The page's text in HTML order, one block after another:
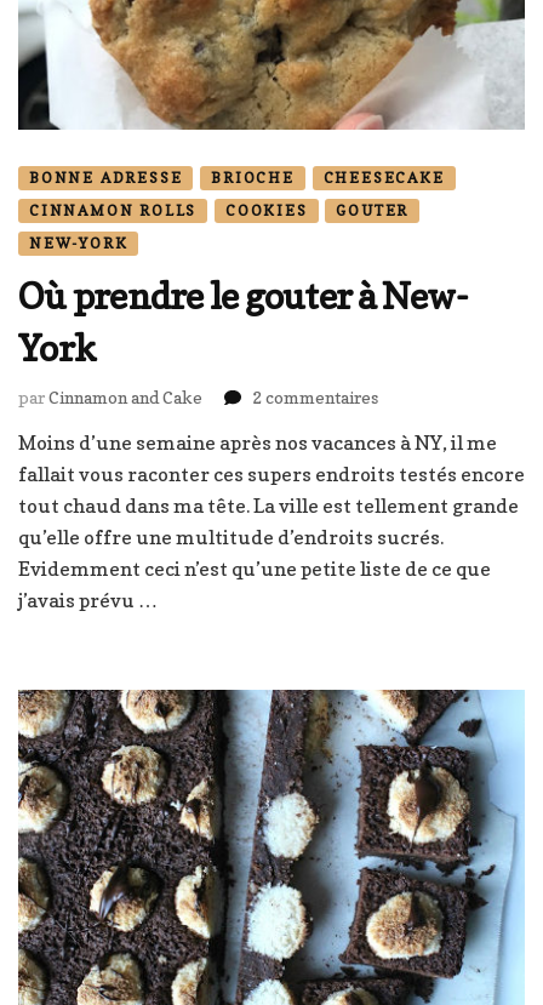
BONNE ADRESSE BRIOCHE
CHEESECAKE
CINNAMON ROLLS
COOKIES
GOUTER
NEW-YORK
Où prendre le gouter à New-
York
parCinnamon and Cake 2 commentairessur
prendre
le
gouter
New-
York
Moins d’une semaine après nos vacances à NY, il me
fallait vous raconter ces supers endroits testés encore
tout chaud dans ma tête. La ville est tellement grande
qu’elle offre une multitude d’endroits sucrés.
Evidemment ceci n’est qu’une petite liste de ce que
j’avais prévu …